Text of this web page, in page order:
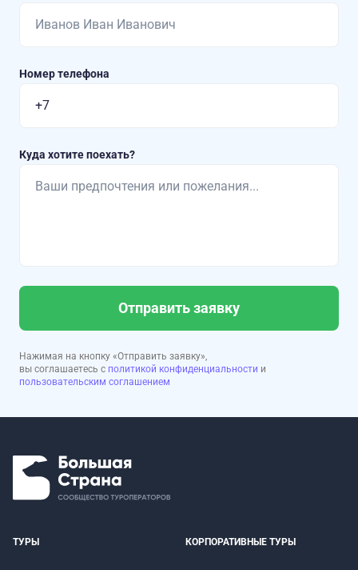
Номер телефона
Куда хотите поехать?
Отправить заявку
Нажимая на кнопку «Отправить заявку»,
вы соглашаетесь с политикой конфиденциальности и
пользовательским соглашением
ТУРЫ КОРПОРАТИВНЫЕ ТУРЫ